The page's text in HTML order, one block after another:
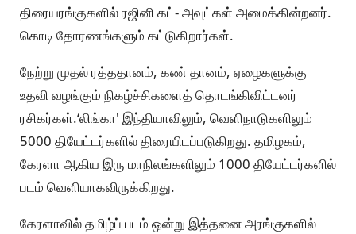
திரையரங்குகளில் ரஜினி கட்- அவுட்கள் அமைக்கின்றனர்.
கொடி தோரணங்களும் கட்டுகிறார்கள்.
நேற்று முதல் ரத்ததானம், கண் தானம், ஏழைகளுக்கு
உதவி வழங்கும் நிகழ்ச்சிகளைத் தொடங்கிவிட்டனர்
ரசிகர்கள்.‘லிங்கா' இந்தியாவிலும், வெளிநாடுகளிலும்
5000 தியேட்டர்களில் திரையிடப்படுகிறது. தமிழகம்,
கேரளா ஆகிய இரு மாநிலங்களிலும் 1000 தியேட்டர்களில்
படம் வெளியாகவிருக்கிறது.
கேரளாவில் தமிழ்ப் படம் ஒன்று இத்தனை அரங்குகளில்